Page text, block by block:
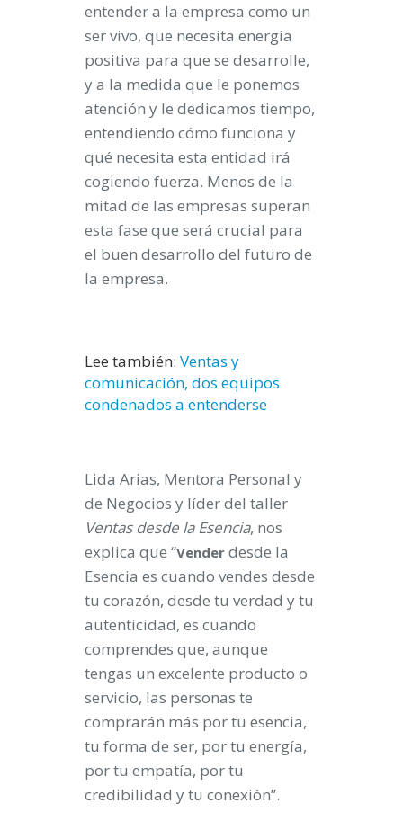
entender a la empresa como un
ser vivo, que necesita energía
positiva para que se desarrolle,
y a la medida que le ponemos
atención y le dedicamos tiempo,
entendiendo cómo funciona y
qué necesita esta entidad irá
cogiendo fuerza. Menos de la
mitad de las empresas superan
esta fase que será crucial para
el buen desarrollo del futuro de
la empresa.
Lee también: Ventas y
comunicación, dos equipos
condenados a entenderse
Lida Arias, Mentora Personal y
de Negocios y líder del taller
Ventas desde la Esencia, nos
explica que “Vender desde la
Esencia es cuando vendes desde
tu corazón, desde tu verdad y tu
autenticidad, es cuando
comprendes que, aunque
tengas un excelente producto o
servicio, las personas te
comprarán más por tu esencia,
tu forma de ser, por tu energía,
por tu empatía, por tu
credibilidad y tu conexión”.